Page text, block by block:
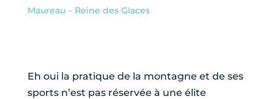
Maureau – Reine des Glaces
Eh oui la pratique de la montagne et de ses
sports n’est pas réservée à une élite